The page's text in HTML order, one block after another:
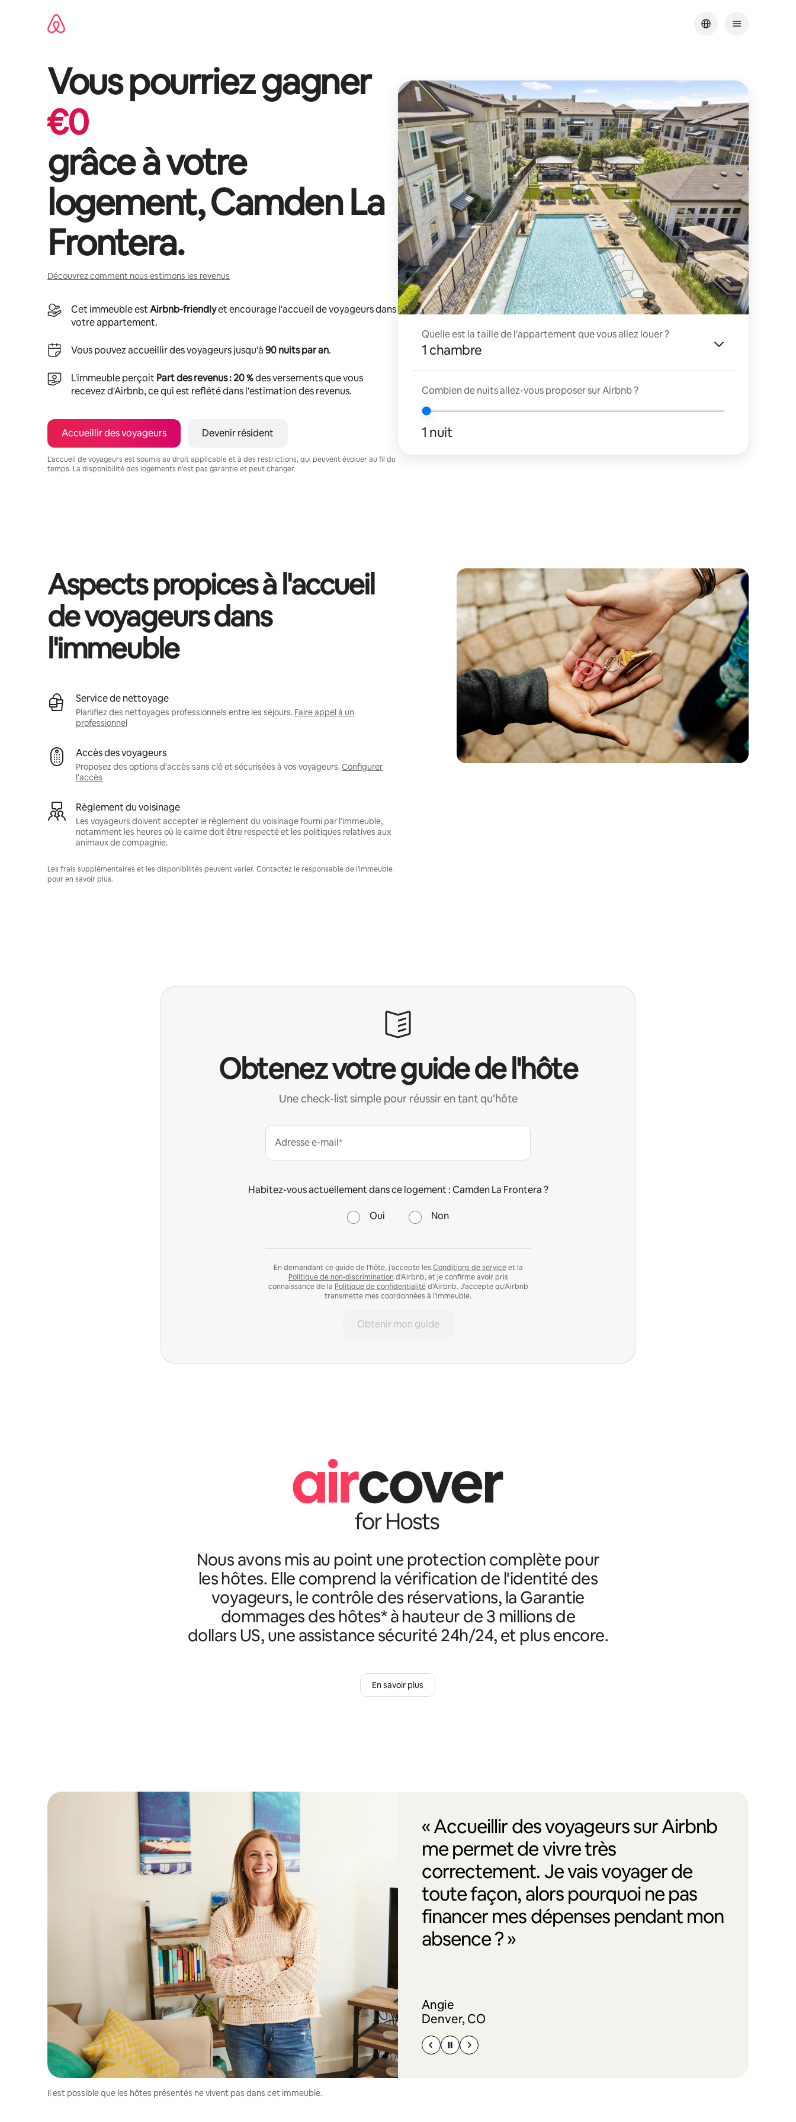
Vous pourriez gagner
€0
grâce à votre
logement,Camden La
Frontera.
Découvrez comment nous estimons les revenus
Cet immeuble estAirbnb-friendlyet encourage l'accueil de voyageurs dans
votre appartement.
Vous pouvez accueillir des voyageurs jusqu'à90 nuits par an.
L'immeuble perçoit Part des revenus : 20 %des versements que vous
recevez d'Airbnb, ce qui est reflété dans l'estimation des revenus.
Accueillir des voyageurs Devenir résident
L'accueil de voyageurs est soumis au droit applicable et à des restrictions, qui peuvent évoluer au fil du
temps. La disponibilité des logements n'est pas garantie et peut changer.
Quelle est la taille de l'appartement que vous allez louer ?
1 chambre
Combien de nuits allez-vous proposer sur Airbnb ?
1 nuit
Aspects propices à l'accueil
de voyageurs dans
l'immeuble
Service de nettoyage
Planifiez des nettoyages professionnels entre les séjours. Faire appel à un
professionnel
Accès des voyageurs
Proposez des options d'accès sans clé et sécurisées à vos voyageurs.Configurer
l'accès
Règlement du voisinage
Les voyageurs doivent accepter le règlement du voisinage fourni par l'immeuble,
notamment les heures où le calme doit être respecté et les politiques relatives aux
animaux de compagnie.
Les frais supplémentaires et les disponibilités peuvent varier. Contactez le responsable de l'immeuble
pour en savoir plus.
Obtenez votre guide de l'hôte
Une check-list simple pour réussir en tant qu'hôte
Adresse e-mail*
Habitez-vous actuellement dans ce logement : Camden La Frontera ?
Oui Non
En demandant ce guide de l'hôte, j'accepte les Conditions de serviceet la
Politique de non-discrimination d'Airbnb, et je confirme avoir pris
connaissance de la Politique de confidentialitéd'Airbnb. J'accepte qu'Airbnb
transmette mes coordonnées à l'immeuble.
Obtenir mon guide
Nous avons mis au point une protection complète pour
les hôtes. Elle comprend la vérification de l'identité des
voyageurs, le contrôle des réservations, la Garantie
dommages des hôtes* à hauteur de 3 millions de
dollars US, une assistance sécurité 24h/24, et plus encore.
En savoir plus
« Accueillir des voyageurs sur Airbnb
me permet de vivre très
correctement. Je vais voyager de
toute façon, alors pourquoi ne pas
financer mes dépenses pendant mon
absence ? »
Angie
Denver, CO
Il est possible que les hôtes présentés ne vivent pas dans cet immeuble.